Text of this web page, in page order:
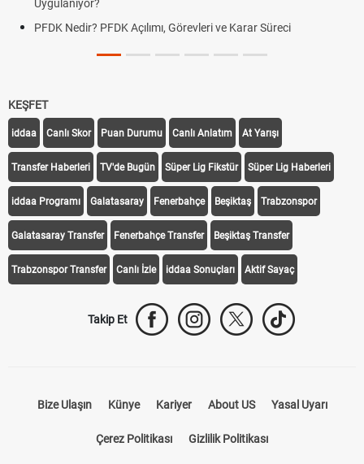
Uygulanıyor?
PFDK Nedir? PFDK Açılımı, Görevleri ve Karar Süreci
KEŞFET
iddaa Canlı Skor Puan Durumu Canlı Anlatım At Yarışı
Transfer Haberleri TV'de Bugün Süper Lig Fikstür Süper Lig Haberleri
iddaa Programı Galatasaray Fenerbahçe Beşiktaş Trabzonspor
Galatasaray Transfer Fenerbahçe Transfer Beşiktaş Transfer
Trabzonspor Transfer Canlı İzle iddaa Sonuçları Aktif Sayaç
Takip Et
Bize Ulaşın Künye Kariyer About US Yasal Uyarı
Çerez Politikası Gizlilik Politikası